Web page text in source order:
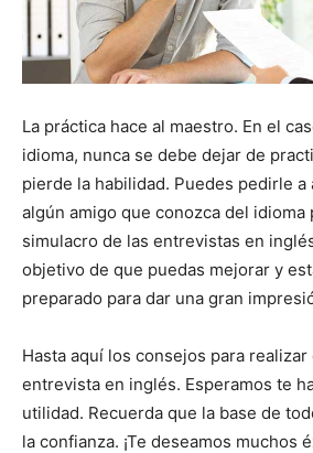
La práctica hace al maestro. En el
idioma, nunca se debe dejar de
pierde la habilidad. Puedes pedirle
algún amigo que conozca del idioma
simulacro de las entrevistas en
objetivo de que puedas mejorar y
preparado para dar una gran
Hasta aquí los consejos para
entrevista en inglés. Esperamos te
utilidad. Recuerda que la base de
la confianza. ¡Te deseamos muchos